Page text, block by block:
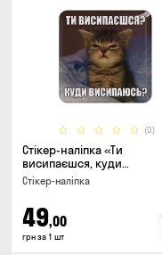
(0)
Стікер-наліпка «Ти
висипаєшся, куди
висипаюсь»
Стікер-наліпка
49,00
грн за 1 шт